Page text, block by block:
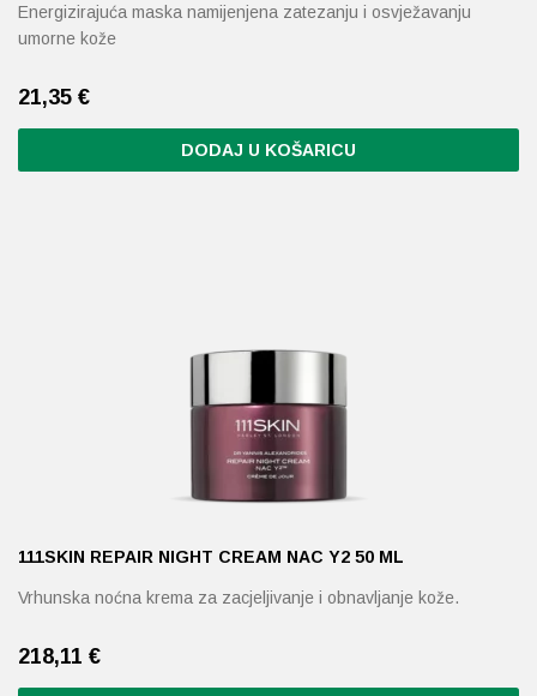
Energizirajuća maska ​​namijenjena zatezanju i osvježavanju
umorne kože
21,35 €
DODAJ U KOŠARICU
111SKIN REPAIR NIGHT CREAM NAC Y2 50 ML
Vrhunska noćna krema za zacjeljivanje i obnavljanje kože.
218,11 €